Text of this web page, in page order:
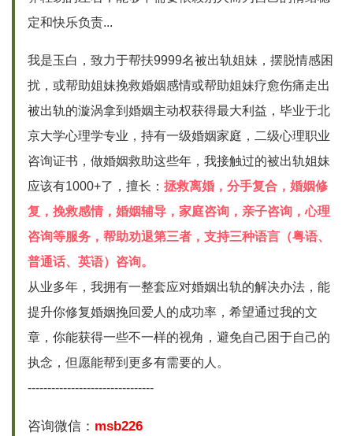
定和快乐负责...
我是玉白，致力于帮扶9999名被出轨姐妹，摆脱情感困
扰，或帮助姐妹挽救婚姻感情或帮助姐妹疗愈伤痛走出
被出轨的漩涡拿到婚姻主动权获得最大利益，毕业于北
京大学心理学专业，持有一级婚姻家庭，二级心理职业
咨询证书，做婚姻救助这些年，我接触过的被出轨姐妹
应该有1000+了，擅长： 拯救离婚，分手复合，婚姻修
复，挽救感情，婚姻辅导，家庭咨询，亲子咨询，心理
咨询等服务，帮助劝退第三者，支持三种语言（粤语、
普通话、英语）咨询。
从业多年，我拥有一整套应对婚姻出轨的解决办法，能
提升你修复婚姻挽回爱人的成功率，希望通过我的文
章，你能获得一些不一样的视角，避免自己困于自己的
执念，但愿能帮到更多有需要的人。
--------------------------------
咨询微信： msb226